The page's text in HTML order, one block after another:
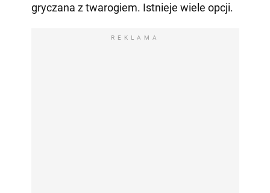
gryczana z twarogiem. Istnieje wiele opcji.
REKLAMA